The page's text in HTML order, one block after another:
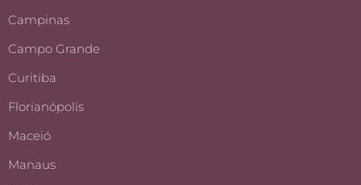
Campinas
Campo Grande
Curitiba
Florianópolis
Maceió
Manaus